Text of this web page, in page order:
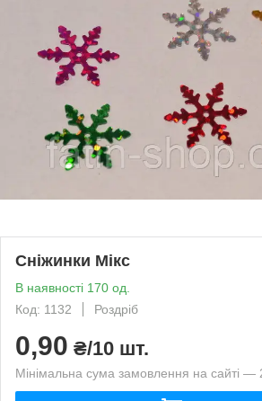
Сніжинки Мікс
В наявності 170 од.
Код: 1132
Роздріб
0,90 ₴/10 шт.
Мінімальна сума замовлення на сайті —